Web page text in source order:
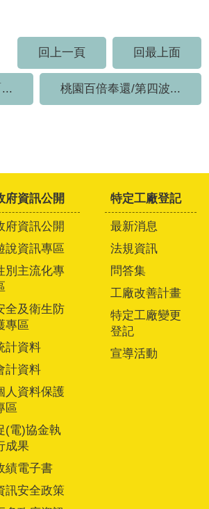
回上一頁
回最上面
... 桃園百倍奉還/第四波...
府資訊公開
府資訊公開
說資訊專區
別主流化專
全及衛生防
專區
計資料
計資料
人資料保護
區
(電)協金執
成果
績電子書
訊安全政策
特定工廠登記
最新消息
法規資訊
問答集
工廠改善計畫
特定工廠變更
登記
宣導活動